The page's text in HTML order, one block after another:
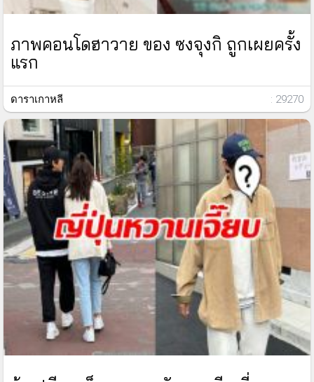
ภาพคอนโดฮาวาย ของ ซงจุงกิ ถูกเผยครั้ง
แรก
ดาราเกาหลี : 29270